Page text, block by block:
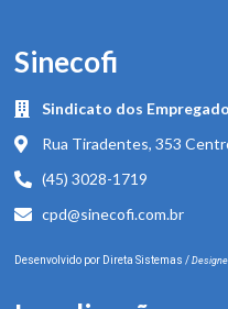
Sinecofi
Sindicato dos
Rua Tiradentes, 353
(45) 3028-1719
cpd@sinecofi.com.br
Desenvolvido por Direta Sistemas /